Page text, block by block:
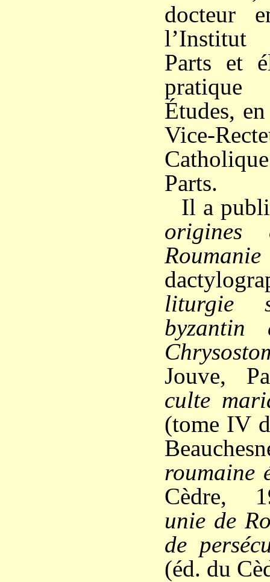
docteur
l’Institut
Parts et
Études,
Vice-
Parts.
Il a
origines
Roumanie
liturgie
byzantin
Jouve,
culte
(tome IV
roumaine
Cèdre,
unie de
de
(éd. du